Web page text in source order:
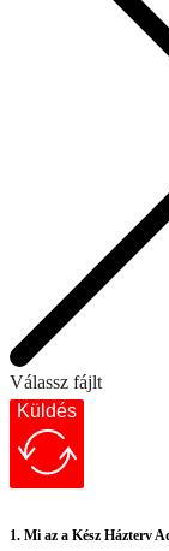
Válassz fájlt
Küldés
1. Mi az a Kész Házterv